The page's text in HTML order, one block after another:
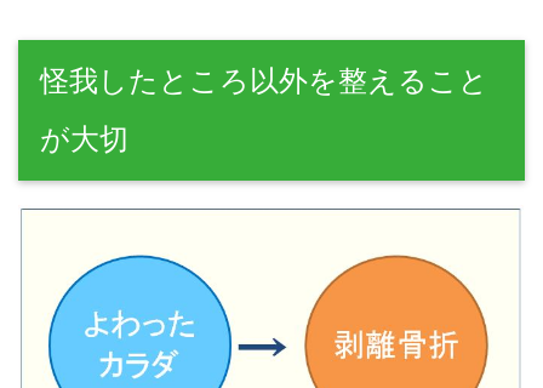
怪我したところ以外を整えること
が大切